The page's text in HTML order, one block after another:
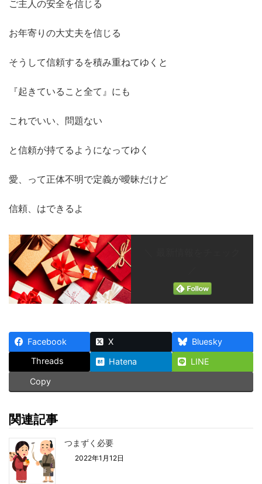
ご主人の安全を信じる
お年寄りの大丈夫を信じる
そうして信頼するを積み重ねてゆくと
『起きていること全て』にも
これでいい、問題ない
と信頼が持てるようになってゆく
愛、って正体不明で定義が曖昧だけど
信頼、はできるよ
Facebook X
Bluesky
Threads
Hatena
LINE
Copy
関連記事
つまずく必要
2022年1月12日